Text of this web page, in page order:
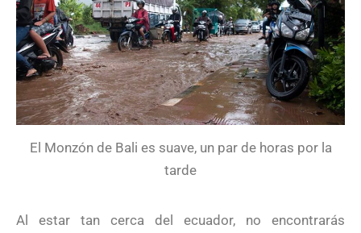
El Monzón de Bali es suave, un par de horas por la
tarde
Al estar tan cerca del ecuador, no encontrarás